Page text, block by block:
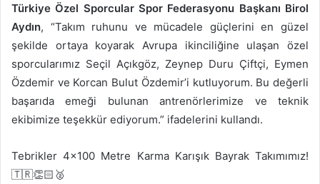
Türkiye Özel Sporcular Spor Federasyonu Başkanı Birol
Aydın, “Takım ruhunu ve mücadele güçlerini en güzel
şekilde ortaya koyarak Avrupa ikinciliğine ulaşan özel
sporcularımız Seçil Açıkgöz, Zeynep Duru Çiftçi, Eymen
Özdemir ve Korcan Bulut Özdemir’i kutluyorum. Bu değerli
başarıda emeği bulunan antrenörlerimize ve teknik
ekibimize teşekkür ediyorum.” ifadelerini kullandı.
Tebrikler 4×100 Metre Karma Karışık Bayrak Takımımız!
🇹🇷👏🏻🥈